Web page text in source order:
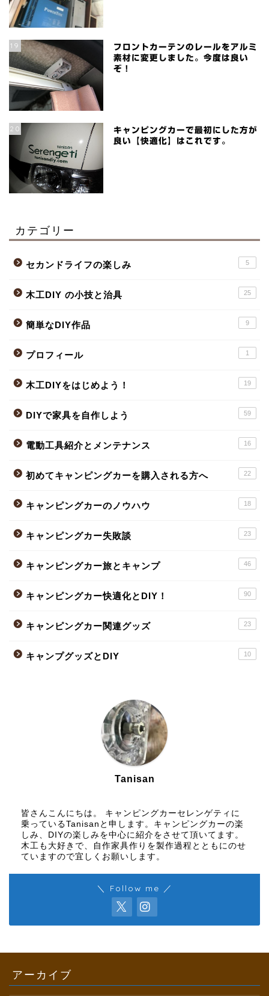
19
フロントカーテンのレールをアルミ
素材に変更しました。今度は良い
ぞ！
20
キャンピングカーで最初にした方が
良い【快適化】はこれです。
カテゴリー
セカンドライフの楽しみ 5
木工DIY の小技と治具 25
簡単なDIY作品 9
プロフィール 1
木工DIYをはじめよう！ 19
DIYで家具を自作しよう 59
電動工具紹介とメンテナンス 16
初めてキャンピングカーを購入される方へ 22
キャンピングカーのノウハウ 18
キャンピングカー失敗談 23
キャンピングカー旅とキャンプ 46
キャンピングカー快適化とDIY！ 90
キャンピングカー関連グッズ 23
キャンプグッズとDIY 10
Tanisan
皆さんこんにちは。 キャンピングカーセレンゲティに
乗っているTanisanと申します。キャンピングカーの楽
しみ、DIYの楽しみを中心に紹介をさせて頂いてます。
木工も大好きで、自作家具作りを製作過程とともにのせ
ていますので宜しくお願いします。
＼ Follow me ／
アーカイブ